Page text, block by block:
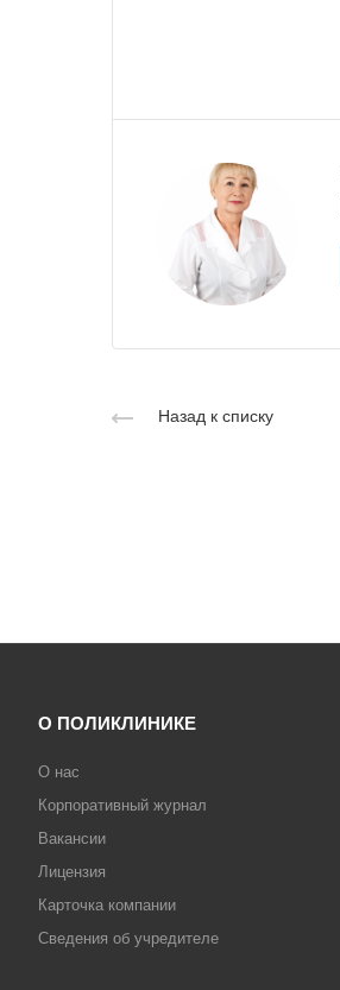
Назад к списку
О ПОЛИКЛИНИКЕ
О нас
Корпоративный журнал
Вакансии
Лицензия
Карточка компании
Сведения об учредителе